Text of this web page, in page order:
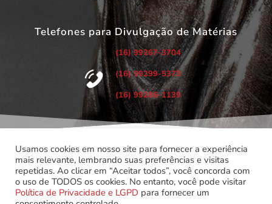
Telefones para Divulgação de Matérias
(16) 99267-3704
(16) 99299-5373
(16) 99286-1139
©Copyright 2022 – Todos os Direitos Reservados.
Associação dos Servidores do Poder Judiciário do Estado de
São Paulo.
Usamos cookies em nosso site para fornecer a experiência
mais relevante, lembrando suas preferências e visitas
repetidas. Ao clicar em “Aceitar todos”, você concorda com
o uso de TODOS os cookies. No entanto, você pode visitar
Política de Privacidade e LGPD para fornecer um